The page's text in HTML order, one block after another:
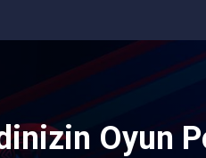
Oyun